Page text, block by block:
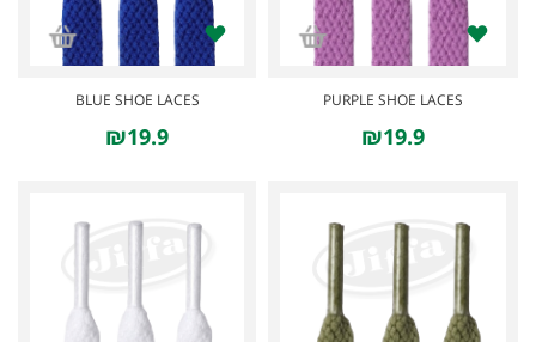
PURPLE SHOE LACES
₪19.9
BLUE SHOE LACES
₪19.9